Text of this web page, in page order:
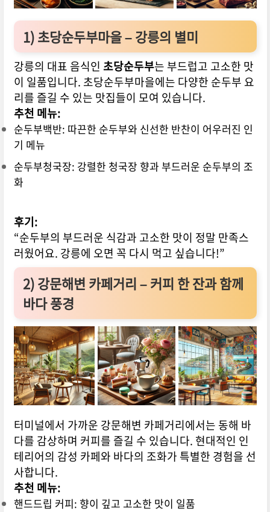
1)초당순두부마을 – 강릉의 별미
강릉의 대표 음식인 초당순두부는 부드럽고 고소한 맛
이 일품입니다. 초당순두부마을에는 다양한 순두부 요
리를 즐길 수 있는 맛집들이 모여 있습니다.
추천 메뉴:
순두부백반: 따끈한 순두부와 신선한 반찬이 어우러진 인
기 메뉴
순두부청국장: 강렬한 청국장 향과 부드러운 순두부의 조
화
후기:
“순두부의 부드러운 식감과 고소한 맛이 정말 만족스
러웠어요. 강릉에 오면 꼭 다시 먹고 싶습니다!”
2)강문해변 카페거리 – 커피 한 잔과 함께
바다 풍경
터미널에서 가까운 강문해변 카페거리에서는 동해 바
다를 감상하며 커피를 즐길 수 있습니다. 현대적인 인
테리어의 감성 카페와 바다의 조화가 특별한 경험을 선
사합니다.
추천 메뉴:
핸드드립 커피: 향이 깊고 고소한 맛이 일품